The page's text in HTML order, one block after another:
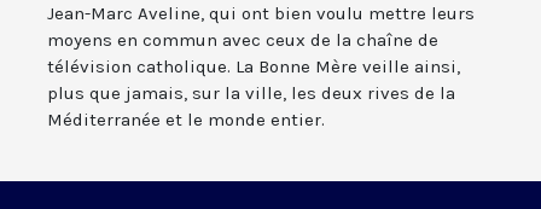
Jean-Marc Aveline, qui ont bien voulu mettre leurs
moyens en commun avec ceux de la chaîne de
télévision catholique. La Bonne Mère veille ainsi,
plus que jamais, sur la ville, les deux rives de la
Méditerranée et le monde entier.